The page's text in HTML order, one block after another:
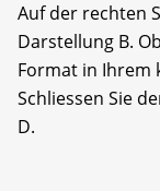
Auf der rechten
Darstellung B.
Format in Ihrem
Schliessen Sie
D.